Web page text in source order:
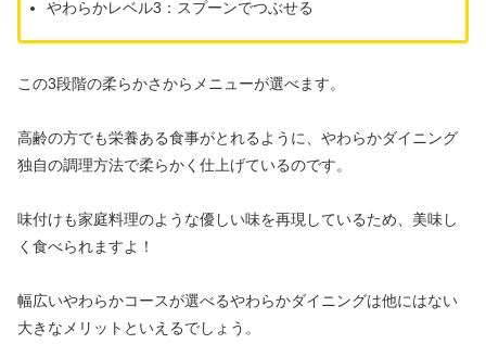
やわらかレベル3：スプーンでつぶせる
この3段階の柔らかさからメニューが選べます。
高齢の方でも栄養ある食事がとれるように、やわらかダイニング
独自の調理方法で柔らかく仕上げているのです。
味付けも家庭料理のような優しい味を再現しているため、美味し
く食べられますよ！
幅広いやわらかコースが選べるやわらかダイニングは他にはない
大きなメリットといえるでしょう。